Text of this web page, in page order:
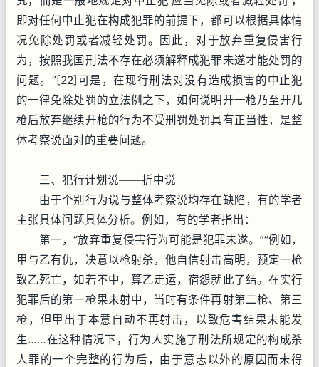
即对任何中止犯在构成犯罪的前提下，都可以根据具体情
况免除处罚或者减轻处罚。因此，对于放弃重复侵害行
为，按照我国刑法不存在必须解释成犯罪未遂才能处罚的
问题。”[22]可是，在现行刑法对没有造成损害的中止犯
的一律免除处罚的立法例之下，如何说明开一枪乃至开几
枪后放弃继续开枪的行为不受刑罚处罚具有正当性，是整
体考察说面对的重要问题。
三、犯行计划说——折中说
由于个别行为说与整体考察说均存在缺陷，有的学者
主张具体问题具体分析。例如，有的学者指出：
第一，“放弃重复侵害行为可能是犯罪未遂。”“例如，
甲与乙有仇，决意以枪射杀，他自信射击高明，预定一枪
致乙死亡，如若不中，算乙走运，宿怨就此了结。在实行
犯罪后的第一枪果未射中，当时有条件再射第二枪、第三
枪，但甲出于本意自动不再射击，以致危害结果未能发
生……在这种情况下，行为人实施了刑法所规定的构成杀
人罪的一个完整的行为后，由于意志以外的原因而未得